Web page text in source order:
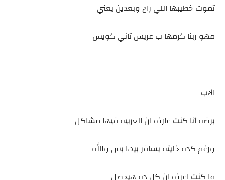
تموت خطيبها اللي راح وبعدين يعني
مهو ربنا كرمها ب عريس تاني كويس
الاب
برضه أنا كنت عارف ان العربيه فيها مشاكل
ورغم كده خليته يسافر بيها بس والله
ما كنت اعرف ان كل ده هيحصل